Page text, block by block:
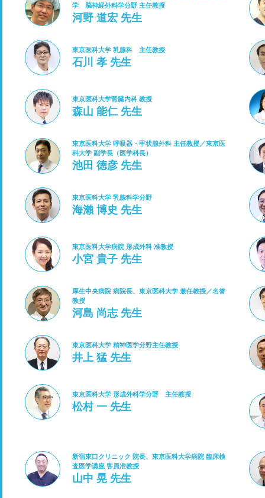
学 脳神経外科学分野 主任教授
河野 道宏 先生
東京医科大学 乳腺科 主任教授
石川 孝 先生
東京医科大学腎臓内科 教授
森山 能仁 先生
東京医科大学 呼吸器・甲状腺外科 主任教授／東京医
科大学 副学長（医学科長）
池田 徳彦 先生
東京医科大学 乳腺科学分野
海瀨 博史 先生
東京医科大学病院 形成外科 准教授
小宮 貴子 先生
厚生中央病院 病院長、東京医科大学 兼任教授／名誉
教授
河島 尚志 先生
東京医科大学 精神医学分野主任教授
井上 猛 先生
東京医科大学 形成外科学分野 主任教授
松村 一 先生
新宿東口クリニック 院長、東京医科大学病院 臨床検
査医学講座 客員准教授
山中 晃 先生